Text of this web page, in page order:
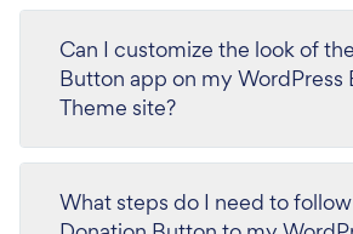
Can I customize the look of
Button app on my WordPress
Theme site?
What steps do I need to